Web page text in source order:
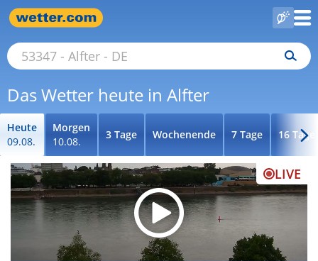
Das Wetter heute in Alfter
Heute
09.08.
Morgen
10.08.
3 Tage Wochenende 7 Tage 16 Tage
LIVE